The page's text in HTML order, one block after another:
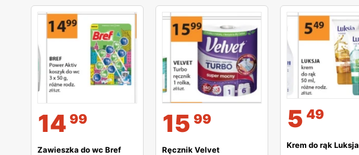
14 99
Zawieszka do wc Bref
15 99
Ręcznik Velvet
5 49
Krem do rąk Luksja